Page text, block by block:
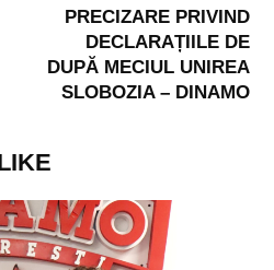
PRECIZARE PRIVIND
DECLARAȚIILE DE
DUPĂ MECIUL UNIREA
SLOBOZIA – DINAMO